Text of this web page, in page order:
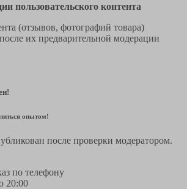
пользовательского контента
(отзывов, фотографий товара)
их предварительной модерации
опытом!
после проверки модератором.
по телефону
20:00